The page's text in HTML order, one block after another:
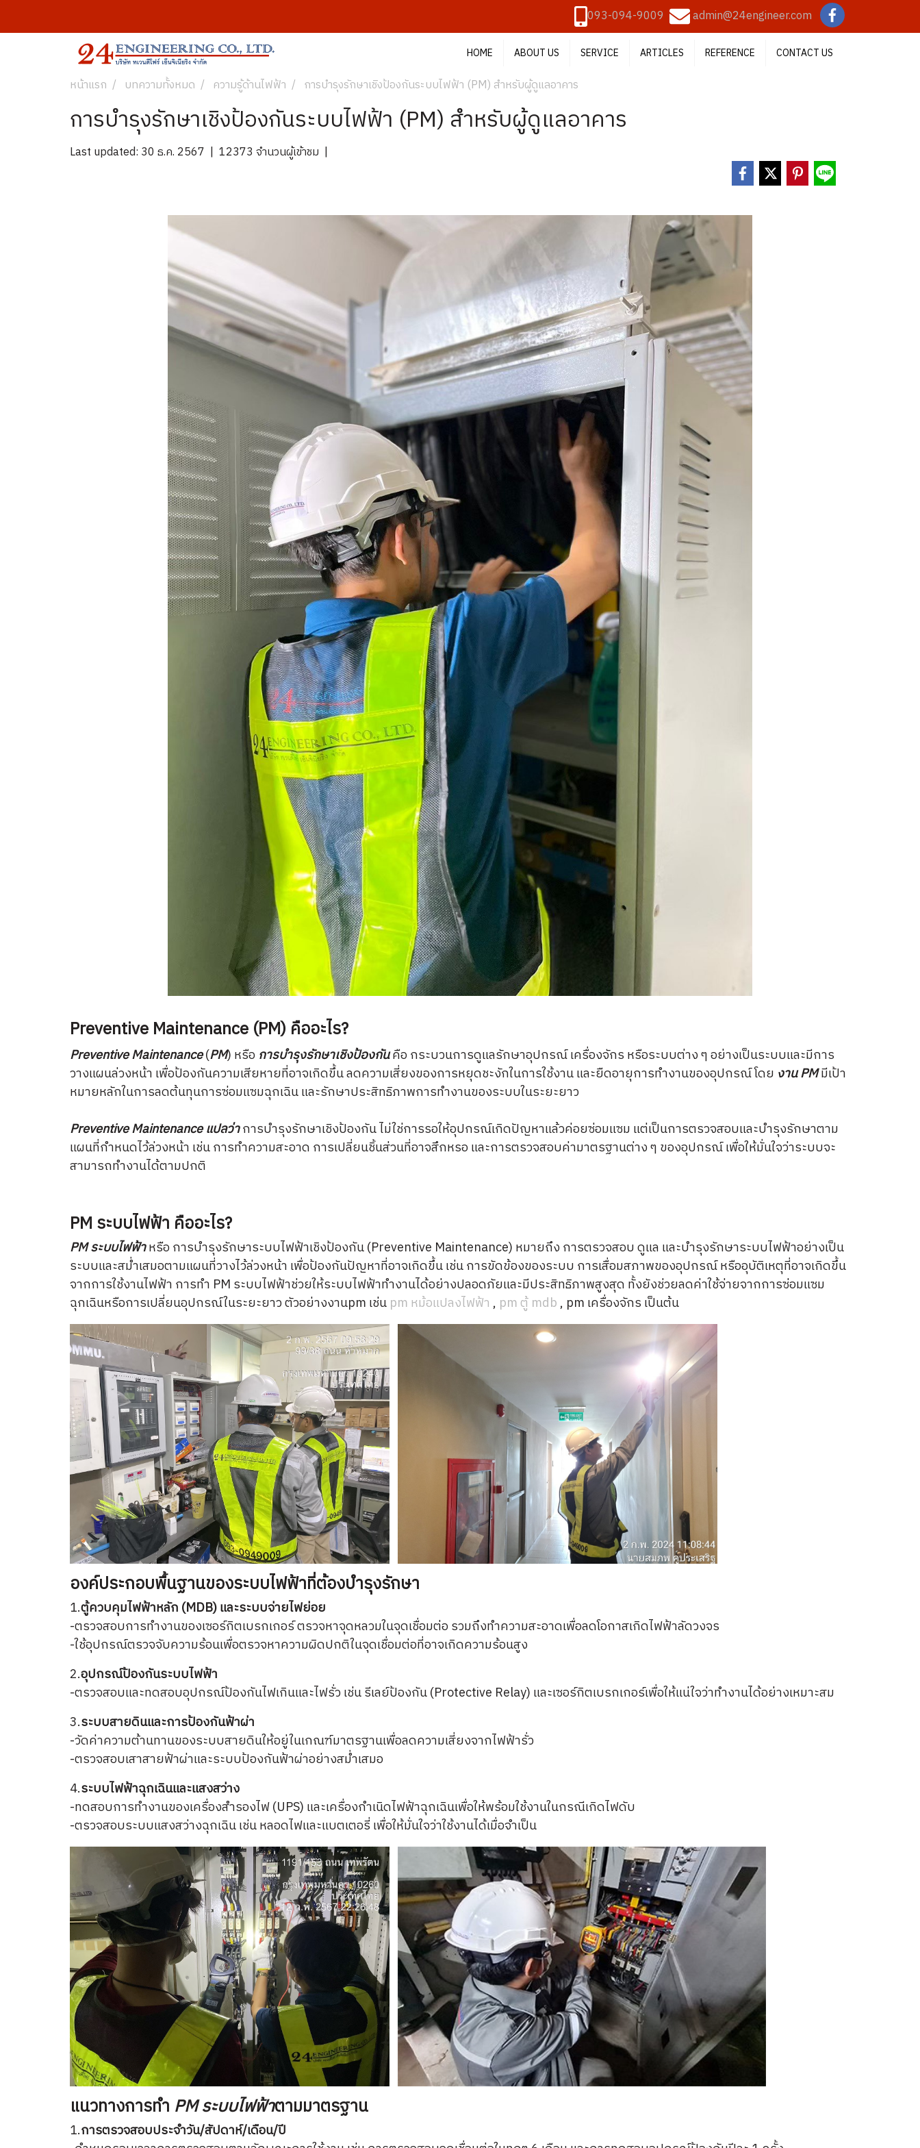
093-094-9009 admin@24engineer.com
HOME ABOUT US SERVICE ARTICLES REFERENCE CONTACT US
หน้าแรก บทความทั้งหมด ความรู้ด้านไฟฟ้า การบำรุงรักษาเชิงป้องกันระบบไฟฟ้า (PM) สำหรับผู้ดูแลอาคาร
การบำรุงรักษาเชิงป้องกันระบบไฟฟ้า (PM) สำหรับผู้ดูแลอาคาร
Last updated: 30 ธ.ค. 2567 | 12373 จำนวนผู้เข้าชม |
Preventive Maintenance (PM) คืออะไร?
Preventive Maintenance(PM) หรือ การบำรุงรักษาเชิงป้องกันคือ กระบวนการดูแลรักษาอุปกรณ์ เครื่องจักร หรือระบบต่าง ๆ อย่างเป็นระบบและมีการ
วางแผนล่วงหน้า เพื่อป้องกันความเสียหายที่อาจเกิดขึ้น ลดความเสี่ยงของการหยุดชะงักในการใช้งาน และยืดอายุการทำงานของอุปกรณ์ โดย งาน PMมีเป้า
หมายหลักในการลดต้นทุนการซ่อมแซมฉุกเฉิน และรักษาประสิทธิภาพการทำงานของระบบในระยะยาว
Preventive Maintenance แปลว่าการบำรุงรักษาเชิงป้องกันไม่ใช่การรอให้อุปกรณ์เกิดปัญหาแล้วค่อยซ่อมแซม แต่เป็นการตรวจสอบและบำรุงรักษาตาม
แผนที่กำหนดไว้ล่วงหน้า เช่น การทำความสะอาด การเปลี่ยนชิ้นส่วนที่อาจสึกหรอ และการตรวจสอบค่ามาตรฐานต่าง ๆ ของอุปกรณ์ เพื่อให้มั่นใจว่าระบบจะ
สามารถทำงานได้ตามปกติ
PM ระบบไฟฟ้า คืออะไร?
PM ระบบไฟฟ้าหรือ การบำรุงรักษาระบบไฟฟ้าเชิงป้องกัน (Preventive Maintenance) หมายถึง การตรวจสอบ ดูแล และบำรุงรักษาระบบไฟฟ้าอย่างเป็น
ระบบและสม่ำเสมอตามแผนที่วางไว้ล่วงหน้า เพื่อป้องกันปัญหาที่อาจเกิดขึ้น เช่น การขัดข้องของระบบ การเสื่อมสภาพของอุปกรณ์ หรืออุบัติเหตุที่อาจเกิดขึ้น
จากการใช้งานไฟฟ้า การทำ PM ระบบไฟฟ้าช่วยให้ระบบไฟฟ้าทำงานได้อย่างปลอดภัยและมีประสิทธิภาพสูงสุด ทั้งยังช่วยลดค่าใช้จ่ายจากการซ่อมแซม
ฉุกเฉินหรือการเปลี่ยนอุปกรณ์ในระยะยาว ตัวอย่างงานpm เช่น pm หม้อแปลงไฟฟ้า , pm ตู้ mdb, pm เครื่องจักร เป็นต้น
องค์ประกอบพื้นฐานของระบบไฟฟ้าที่ต้องบำรุงรักษา
1.ตู้ควบคุมไฟฟ้าหลัก (MDB) และระบบจ่ายไฟย่อย
-ตรวจสอบการทำงานของเซอร์กิตเบรกเกอร์ ตรวจหาจุดหลวมในจุดเชื่อมต่อ รวมถึงทำความสะอาดเพื่อลดโอกาสเกิดไฟฟ้าลัดวงจร
-ใช้อุปกรณ์ตรวจจับความร้อนเพื่อตรวจหาความผิดปกติในจุดเชื่อมต่อที่อาจเกิดความร้อนสูง
2.อุปกรณ์ป้องกันระบบไฟฟ้า
-ตรวจสอบและทดสอบอุปกรณ์ป้องกันไฟเกินและไฟรั่ว เช่น รีเลย์ป้องกัน (Protective Relay) และเซอร์กิตเบรกเกอร์เพื่อให้แน่ใจว่าทำงานได้อย่างเหมาะสม
3.ระบบสายดินและการป้องกันฟ้าผ่า
-วัดค่าความต้านทานของระบบสายดินให้อยู่ในเกณฑ์มาตรฐานเพื่อลดความเสี่ยงจากไฟฟ้ารั่ว
-ตรวจสอบเสาสายฟ้าผ่าและระบบป้องกันฟ้าผ่าอย่างสม่ำเสมอ
4.ระบบไฟฟ้าฉุกเฉินและแสงสว่าง
-ทดสอบการทำงานของเครื่องสำรองไฟ (UPS) และเครื่องกำเนิดไฟฟ้าฉุกเฉินเพื่อให้พร้อมใช้งานในกรณีเกิดไฟดับ
-ตรวจสอบระบบแสงสว่างฉุกเฉิน เช่น หลอดไฟและแบตเตอรี่ เพื่อให้มั่นใจว่าใช้งานได้เมื่อจำเป็น
แนวทางการทำ PM ระบบไฟฟ้าตามมาตรฐาน
1.การตรวจสอบประจำวัน/สัปดาห์/เดือน/ปี